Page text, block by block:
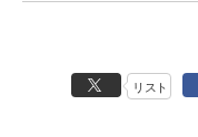
リスト